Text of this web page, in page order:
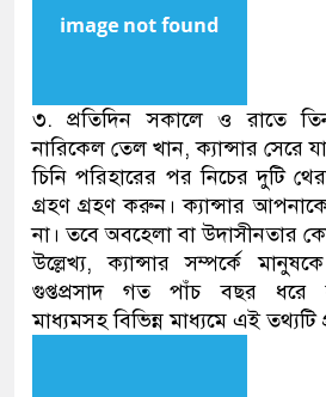
৩. প্রতিদিন সকালে ও রাতে
নারিকেল তেল খান, ক্যান্সার সেরে
চিনি পরিহারের পর নিচের দুটি
গ্রহণ গ্রহণ করুন। ক্যান্সার
না। তবে অবহেলা বা উদাসীনতার
উল্লেখ্য, ক্যান্সার সম্পর্কে
গুপ্তপ্রসাদ গত পাঁচ বছর ধরে
মাধ্যমসহ বিভিন্ন মাধ্যমে এই তথ্যটি